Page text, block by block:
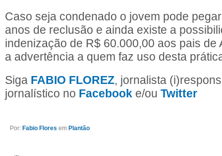
Caso seja condenado o jovem pode
anos de reclusão e ainda existe a
indenização de R$ 60.000,00 aos pais de
a advertência a quem faz uso desta
Siga FABIO FLOREZ, jornalista
jornalístico no Facebook e/ou Twitter
Por: Fabio Flores em Plantão